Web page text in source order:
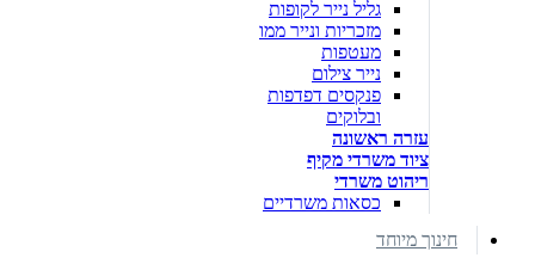
גליל נייר לקופות
מזכריות ונייר ממו
מעטפות
נייר צילום
פנקסים דפדפות
ובלוקים
עזרה ראשונה
ציוד משרדי מקיף
ריהוט משרדי
כסאות משרדיים
חינוך מיוחד